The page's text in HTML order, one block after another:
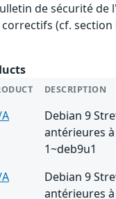
de sécurité de
(cf.
DESCRIPTION
Debian 9
antérieures à
1~deb9u1
Debian 9
antérieures à